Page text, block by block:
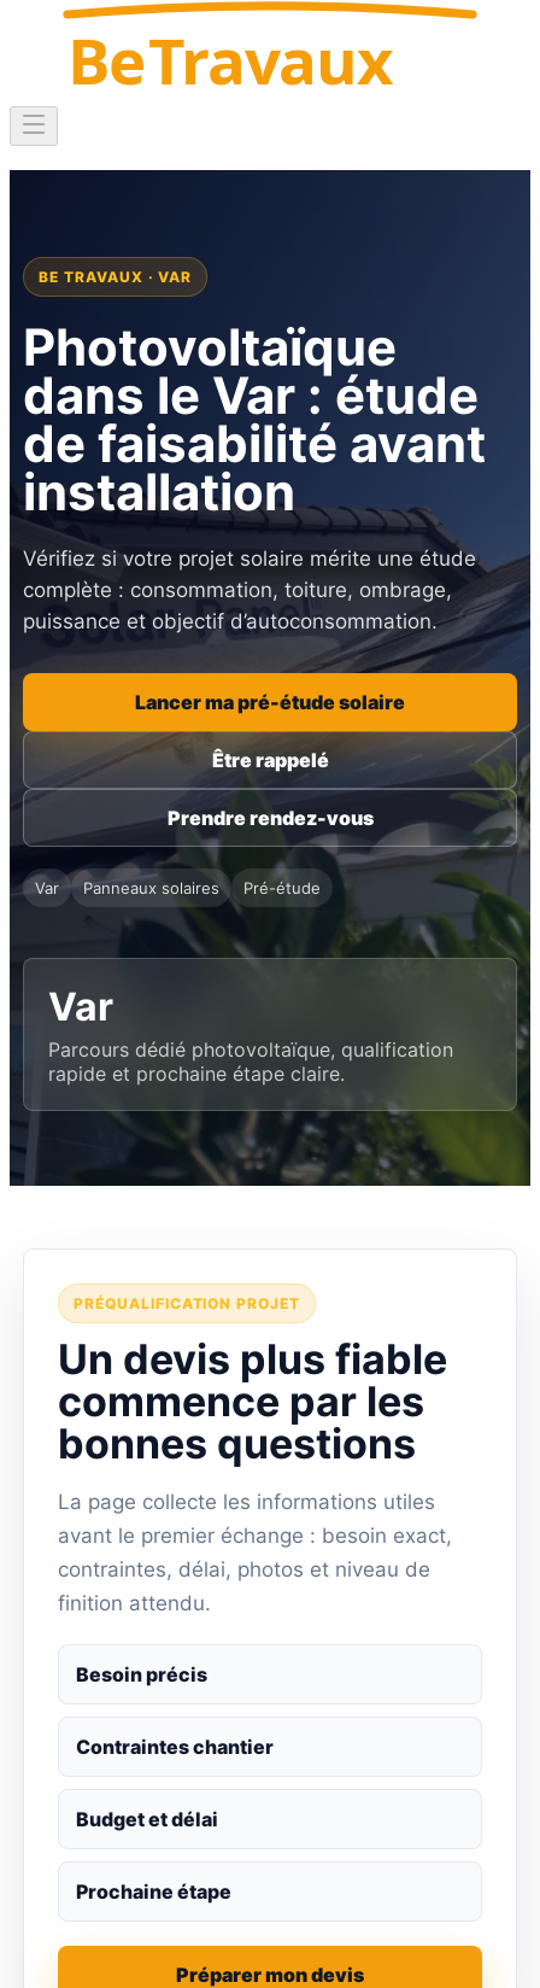
BeTravaux
BE TRAVAUX · VAR
Photovoltaïque
dans le Var : étude
de faisabilité avant
installation
Vérifiez si votre projet solaire mérite une étude
complète : consommation, toiture, ombrage,
puissance et objectif d’autoconsommation.
Lancer ma pré-étude solaire
Être rappelé
Prendre rendez-vous
Var Panneaux solaires Pré-étude
Var
Parcours dédié photovoltaïque, qualification
rapide et prochaine étape claire.
PRÉQUALIFICATION PROJET
Un devis plus fiable
commence par les
bonnes questions
La page collecte les informations utiles
avant le premier échange : besoin exact,
contraintes, délai, photos et niveau de
finition attendu.
Besoin précis
Contraintes chantier
Budget et délai
Prochaine étape
Préparer mon devis